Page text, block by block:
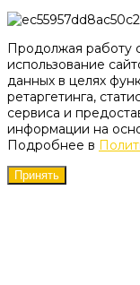
Продолжая работу
использование
данных в целях
ретаргетинга,
сервиса и
информации на
Подробнее в
Принять